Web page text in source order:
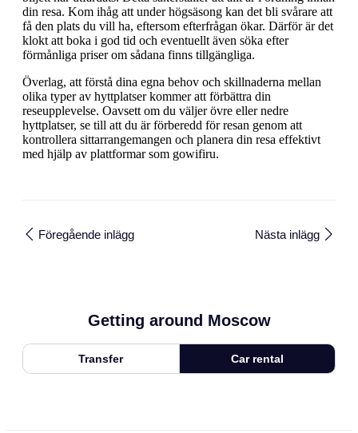
din resa. Kom ihåg att under högsäsong kan det bli svårare att
få den plats du vill ha, eftersom efterfrågan ökar. Därför är det
klokt att boka i god tid och eventuellt även söka efter
förmånliga priser om sådana finns tillgängliga.
Överlag, att förstå dina egna behov och skillnaderna mellan
olika typer av hyttplatser kommer att förbättra din
reseupplevelse. Oavsett om du väljer övre eller nedre
hyttplatser, se till att du är förberedd för resan genom att
kontrollera sittarrangemangen och planera din resa effektivt
med hjälp av plattformar som gowifiru.
Föregående inlägg Nästa inlägg
Getting around Moscow
Transfer Car rental